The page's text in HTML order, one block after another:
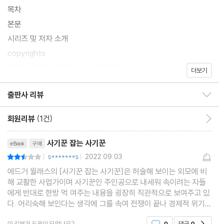
목차
본문
시리즈 및 저자 소개
copyrights
더보기
출판사 리뷰
회원리뷰 (1건)
eBook 구매 사기꾼 잡는 사기꾼
| s*******s | 2022.09.03
에드거 월래스의 [사기꾼 잡는 사기꾼]은 허술해 보이는 외모에 비
해 교활한 사업가이며 사기꾼인 주인공으로 내세워 속이려는 자들
에게 반대로 한방 먹 여주는 내용을 굉장히 직관적으로 보여주고 있
다. 어리숙해 보인다는 생각에 그를 속여 전쟁이 끝나 경제적 위기를